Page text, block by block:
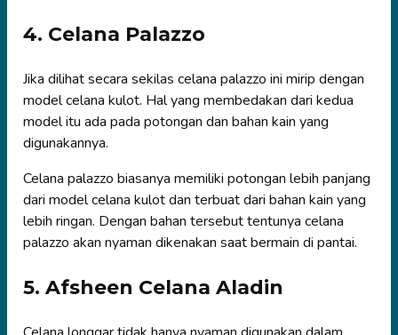
4. Celana Palazzo
Jika dilihat secara sekilas celana palazzo ini mirip dengan
model celana kulot. Hal yang membedakan dari kedua
model itu ada pada potongan dan bahan kain yang
digunakannya.
Celana palazzo biasanya memiliki potongan lebih panjang
dari model celana kulot dan terbuat dari bahan kain yang
lebih ringan. Dengan bahan tersebut tentunya celana
palazzo akan nyaman dikenakan saat bermain di pantai.
5. Afsheen Celana Aladin